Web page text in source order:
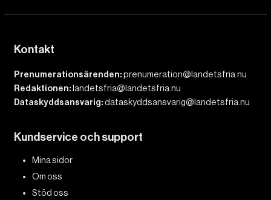
Kontakt
Prenumerationsärenden:prenumeration@landetsfria.nu
Redaktionen: landetsfria@landetsfria.nu
Dataskyddsansvarig:dataskyddsansvarig@landetsfria.nu
Kundservice och support
Mina sidor
Om oss
Stöd oss